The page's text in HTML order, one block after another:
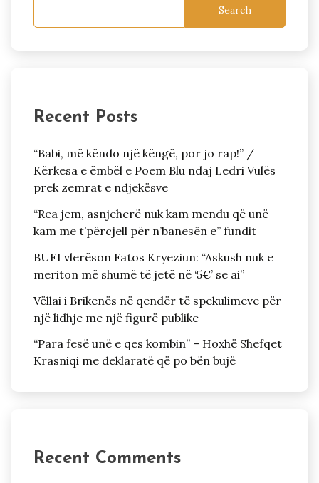
Search
Recent Posts
“Babi, më këndo një këngë, por jo rap!” /
Kërkesa e ëmbël e Poem Blu ndaj Ledri Vulës
prek zemrat e ndjekësve
“Rea jem, asnjeherë nuk kam mendu që unë
kam me t’përcjell për n’banesën e” fundit
BUFI vlerëson Fatos Kryeziun: “Askush nuk e
meriton më shumë të jetë në ‘5€’ se ai”
Vëllai i Brikenës në qendër të spekulimeve për
një lidhje me një figurë publike
“Para fesë unë e qes kombin” – Hoxhë Shefqet
Krasniqi me deklaratë që po bën bujë
Recent Comments